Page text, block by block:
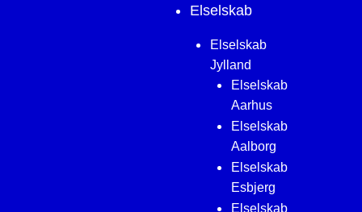
Elselskab
Elselskab
Jylland
Elselskab
Aarhus
Elselskab
Aalborg
Elselskab
Esbjerg
Elselskab